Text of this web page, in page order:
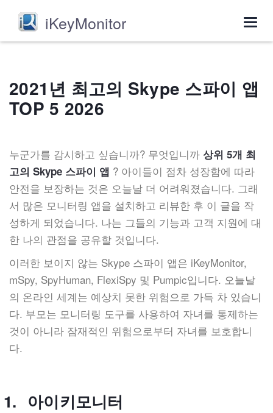
iKeyMonitor
2021년 최고의 Skype 스파이 앱
TOP 5 2026
누군가를 감시하고 싶습니까? 무엇입니까 상위 5개 최
고의 Skype 스파이 앱 ? 아이들이 점차 성장함에 따라
안전을 보장하는 것은 오늘날 더 어려워졌습니다. 그래
서 많은 모니터링 앱을 설치하고 리뷰한 후 이 글을 작
성하게 되었습니다. 나는 그들의 기능과 고객 지원에 대
한 나의 관점을 공유할 것입니다.
이러한 보이지 않는 Skype 스파이 앱은 iKeyMonitor,
mSpy, SpyHuman, FlexiSpy 및 Pumpic입니다. 오늘날
의 온라인 세계는 예상치 못한 위험으로 가득 차 있습니
다. 부모는 모니터링 도구를 사용하여 자녀를 통제하는
것이 아니라 잠재적인 위험으로부터 자녀를 보호합니
다.
아이키모니터